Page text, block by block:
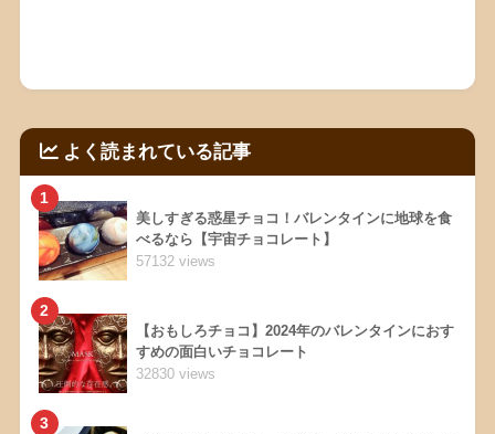
よく読まれている記事
1
美しすぎる惑星チョコ！バレンタインに地球を食
べるなら【宇宙チョコレート】
57132 views
2
【おもしろチョコ】2024年のバレンタインにおす
すめの面白いチョコレート
32830 views
3